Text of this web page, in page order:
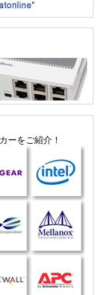
ーをご紹介！